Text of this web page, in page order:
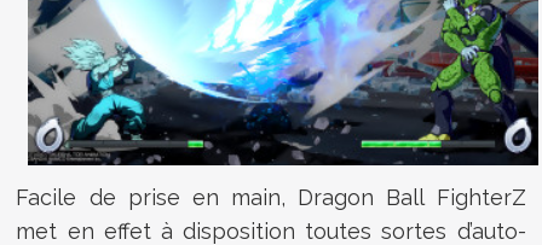
Facile de prise en main, Dragon Ball FighterZ
met en effet à disposition toutes sortes d’auto-